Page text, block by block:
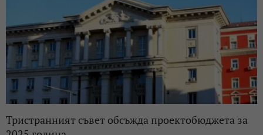
Тристранният съвет обсъжда проектобюджета за